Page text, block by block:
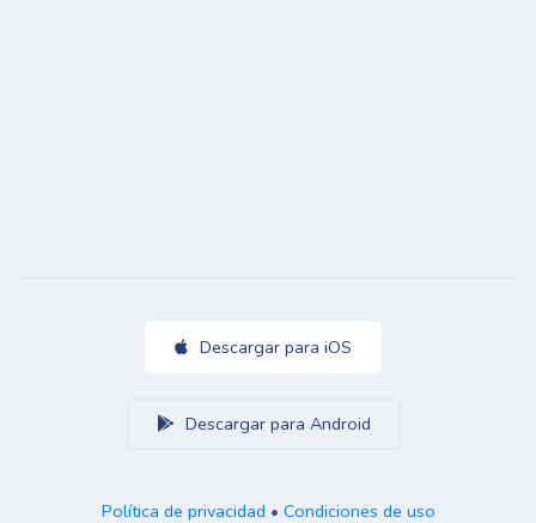
Descargar para iOS
Descargar para Android
Política de privacidad • Condiciones de uso